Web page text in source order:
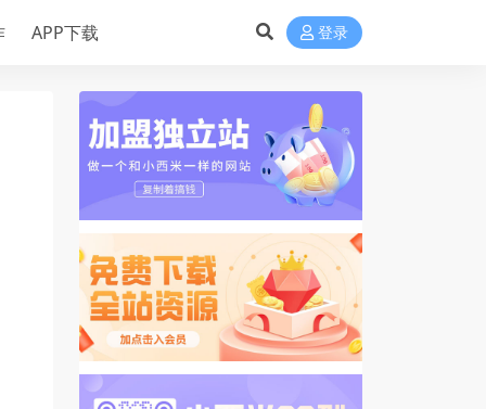
APP下载 登录